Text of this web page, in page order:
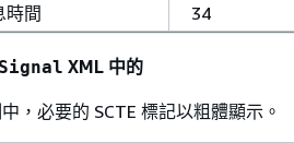
時間
34
XML 中的
，必要的 SCTE 標記以粗體顯示。